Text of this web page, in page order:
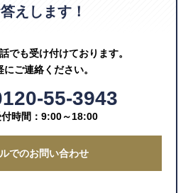
えします！
でも受け付けております。
にご連絡ください。
55-3943
時間：9:00～18:00
でのお問い合わせ